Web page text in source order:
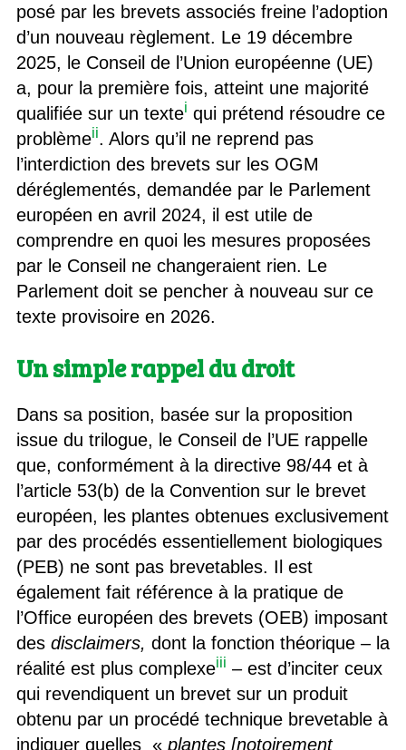
posé par les brevets associés freine l’adoption
d’un nouveau règlement. Le 19 décembre
2025, le Conseil de l’Union européenne (UE)
a, pour la première fois, atteint une majorité
qualifiée sur un textei qui prétend résoudre ce
problèmeii. Alors qu’il ne reprend pas
l’interdiction des brevets sur les OGM
déréglementés, demandée par le Parlement
européen en avril 2024, il est utile de
comprendre en quoi les mesures proposées
par le Conseil ne changeraient rien. Le
Parlement doit se pencher à nouveau sur ce
texte provisoire en 2026.
Un simple rappel du droit
Dans sa position, basée sur la proposition
issue du trilogue, le Conseil de l’UE rappelle
que, conformément à la directive 98/44 et à
l’article 53(b) de la Convention sur le brevet
européen, les plantes obtenues exclusivement
par des procédés essentiellement biologiques
(PEB) ne sont pas brevetables. Il est
également fait référence à la pratique de
l’Office européen des brevets (OEB) imposant
des disclaimers, dont la fonction théorique – la
réalité est plus complexeiii – est d’inciter ceux
qui revendiquent un brevet sur un produit
obtenu par un procédé technique brevetable à
indiquer quelles «plantes [notoirement